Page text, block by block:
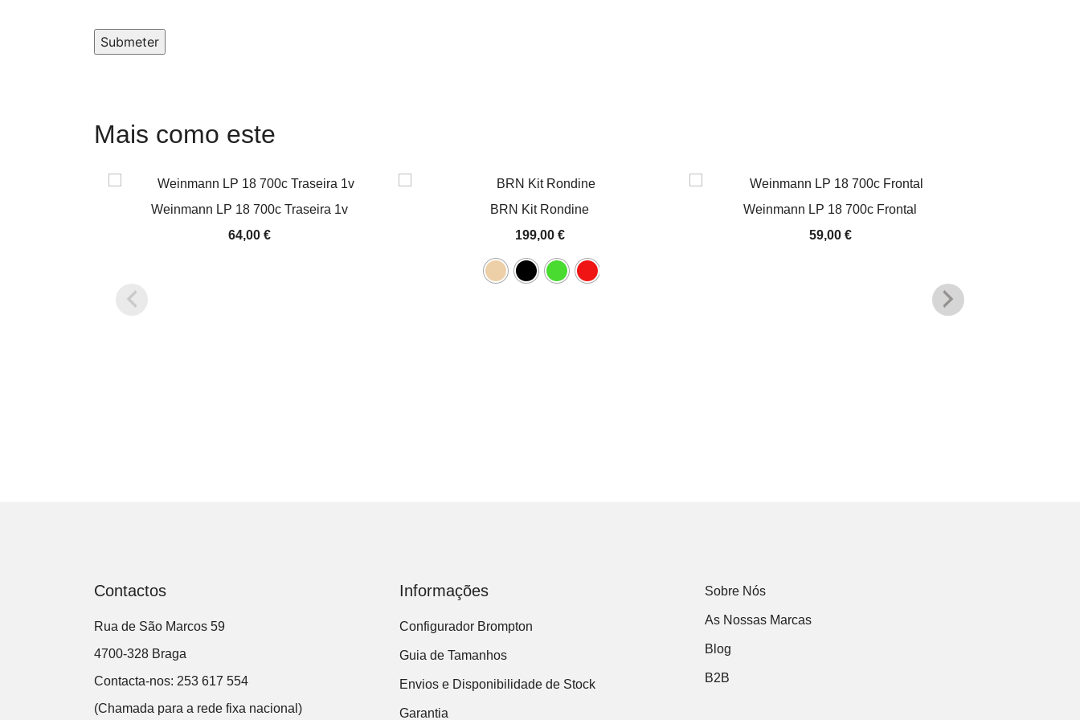
Submeter
Mais como este
Weinmann LP 18 700c Traseira 1v
64,00€
BRN Kit Rondine
199,00 €
Weinmann LP 18 700c Frontal
59,00 €
Contactos
Rua de São Marcos 59
4700-328 Braga
Contacta-nos: 253 617 554
(Chamada para a rede fixa nacional)
Informações
Configurador Brompton
Guia de Tamanhos
Envios e Disponibilidade de Stock
Garantia
Sobre Nós
As Nossas Marcas
Blog
B2B